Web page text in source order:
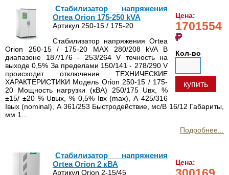
Цена:
1701554
Кол-во
купить
Стабилизатор напряжения
Ortea Orion 175-250 kVA
Артикул 250-15 / 175-20
Стабилизатор напряжения Ortea
Orion 250-15 / 175-20 MAX 280/208 kVA В
диапазоне 187/176 - 253/264 V точность на
выходе 0,5% За пределами 150/141 - 278/290 V
происходит отключение ТЕХНИЧЕСКИЕ
ХАРАКТЕРИСТИКИ Модель Orion 250-15 / 175-
20 Мощность нагрузки (кВА) 250/175 Uвх, %
±15/ ±20 % Uвых, % 0,5% Iвх (max), А 425/316
Iвых (nominal), А 361/253 Быстродействие, мс/В 16/12 Габариты,
мм 1...
Подробнее...
Цена:
Стабилизатор напряжения
Ortea Orion 2 кВА
Артикул Orion 2-15/45